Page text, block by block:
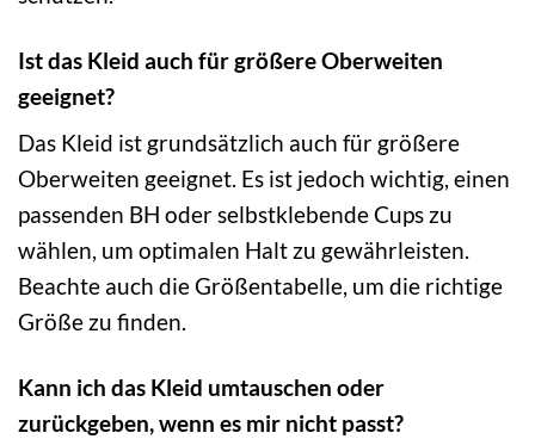
Ist das Kleid auch für größere Oberweiten
geeignet?
Das Kleid ist grundsätzlich auch für größere
Oberweiten geeignet. Es ist jedoch wichtig, einen
passenden BH oder selbstklebende Cups zu
wählen, um optimalen Halt zu gewährleisten.
Beachte auch die Größentabelle, um die richtige
Größe zu finden.
Kann ich das Kleid umtauschen oder
zurückgeben, wenn es mir nicht passt?